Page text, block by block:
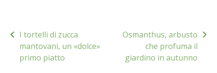
GARDENA
VERONESI
articoli
I tortelli di zucca
mantovani, un «dolce»
primo piatto
Osmanthus, arbusto
che profuma il
giardino in autunno